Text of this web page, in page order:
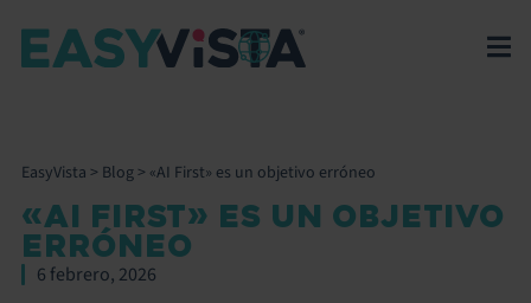
EasyVista > Blog> «AI First» es un objetivo erróneo
«AI FIRST» ES UN OBJETIVO
ERRÓNEO
6 febrero, 2026